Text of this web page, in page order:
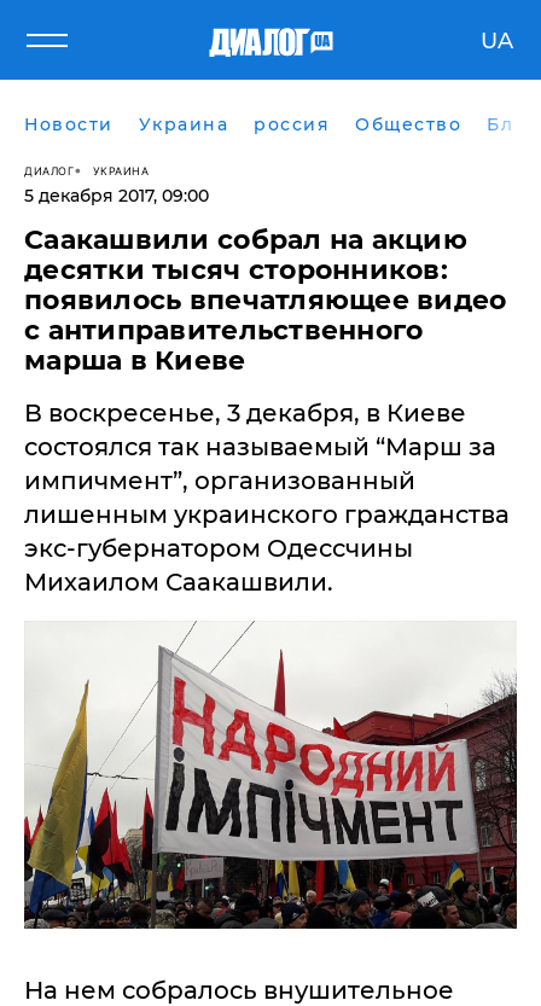
UA
Новости Украина россия Общество
ДИАЛОГ УКРАИНА
5 декабря 2017, 09:00
Саакашвили собрал на акцию
десятки тысяч сторонников:
появилось впечатляющее видео
с антиправительственного
марша в Киеве
​В воскресенье, 3 декабря, в Киеве
состоялся так называемый “Марш за
импичмент”, организованный
лишенным украинского гражданства
экс-губернатором Одессчины
Михаилом Саакашвили.
На нем собралось внушительное